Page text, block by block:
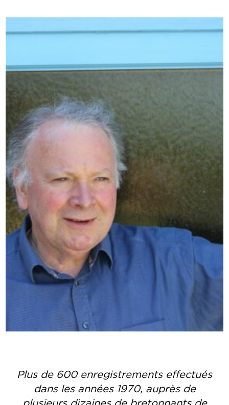
Plus de 600 enregistrements effectués
dans les années 1970, auprès de